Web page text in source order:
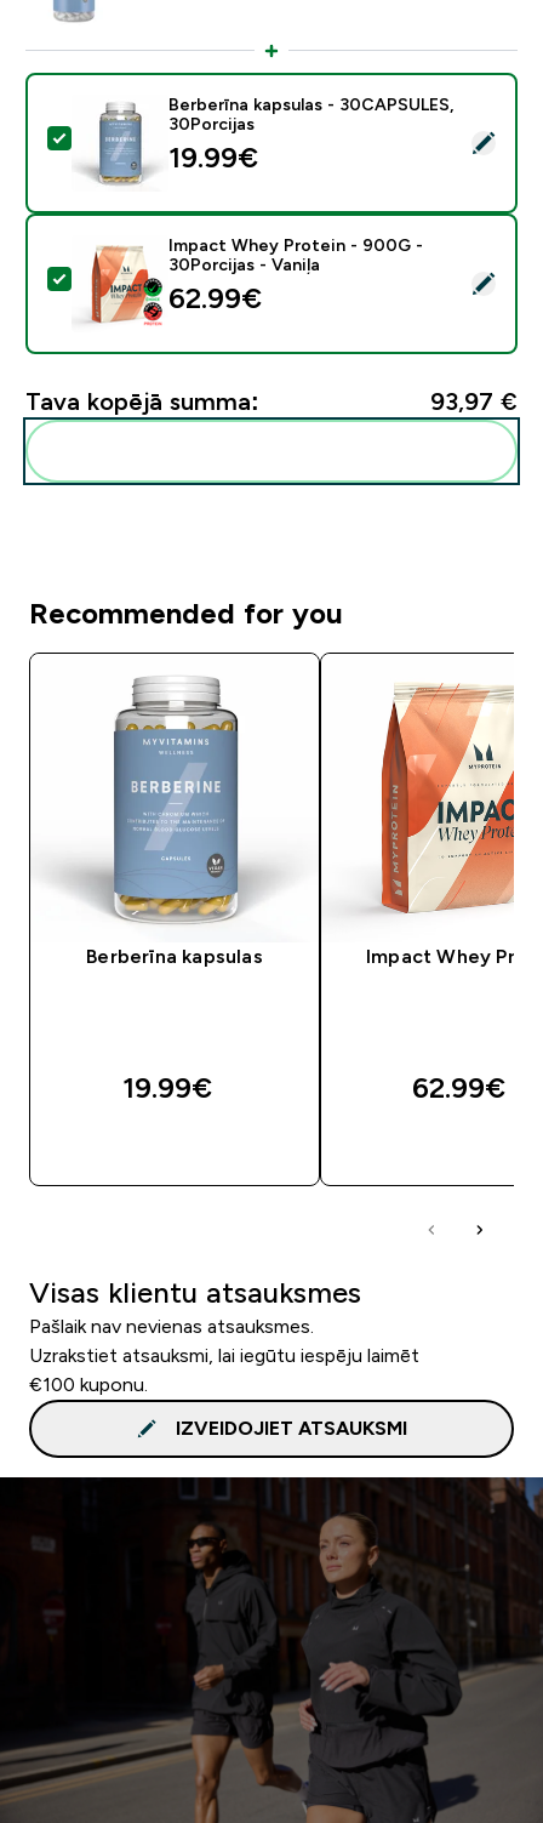
Atlasīt šo produktu - Berberīna kapsulas -
Berberīna kapsulas - 30CAPSULES,
30Porcijas
19.99€‎
Atlasīt šo produktu - Impact Whey Protein - 900G -
Impact Whey Protein - 900G -
30Porcijas - Vaniļa
62.99€‎
Tava kopējā summa: 93,97 €‎
Recommended for you
Berberīna kapsulas
19.99€‎
Impact Whey
62.99€‎
Visas klientu atsauksmes
Pašlaik nav nevienas atsauksmes.
Uzrakstiet atsauksmi, lai iegūtu iespēju laimēt
€100 kuponu.
IZVEIDOJIET ATSAUKSMI